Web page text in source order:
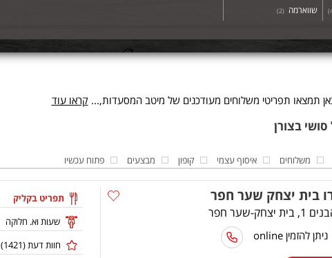
) שווארמה (
2
)
תמצאו תפריטי משלוחים מעודכנים של מיטב המסעדות,... קראו עוד
משלוחים איסוף עצמי קופון מבצעים פתוח עכשיו
בית יצחק שער חפר
שער חפר
ניתן להזמין online
תפריט בקליק
שעות וא. חלוקה
חוות דעת (1421
)